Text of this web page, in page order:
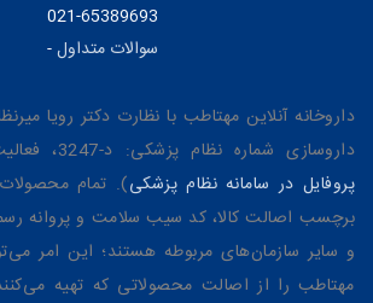
021-65389693
سوالات متداول-
داروخانه آنلاین مهتاطب با نظارت دکتر رویا
داروسازی شماره نظام پزشکی: د-3247، فعالیت می‌کند. (
پروفایل در سامانه نظام پزشکی). تمام
برچسب اصالت کالا، کد سیب سلامت و پروانه
و سایر سازمان‌های مربوطه هستند؛ این امر
مهتاطب را از اصالت محصولاتی که تهیه